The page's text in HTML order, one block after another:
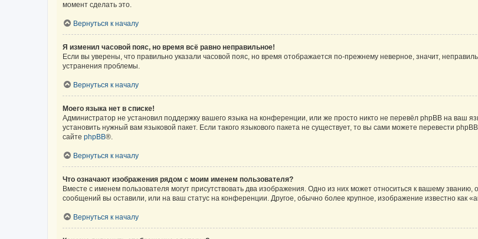
момент сделать это.
Вернуться к началу
Я изменил часовой пояс, но время всё равно неправильное!
Если вы уверены, что правильно указали часовой пояс, но время отображается по-прежнему неверное, значит,
устранения проблемы.
Вернуться к началу
Моего языка нет в списке!
Администратор не установил поддержку вашего языка на конференции, или же просто никто не перевёл phpBB на ваш
установить нужный вам языковой пакет. Если такого языкового пакета не существует, то вы сами можете перевести
сайте phpBB®.
Вернуться к началу
Что означают изображения рядом с моим именем пользователя?
Вместе с именем пользователя могут присутствовать два изображения. Одно из них может относиться к вашему званию,
сообщений вы оставили, или на ваш статус на конференции. Другое, обычно более крупное, изображение известно как
Вернуться к началу